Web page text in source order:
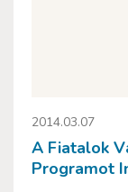
2014.03.07
A Fiatalok
Programot